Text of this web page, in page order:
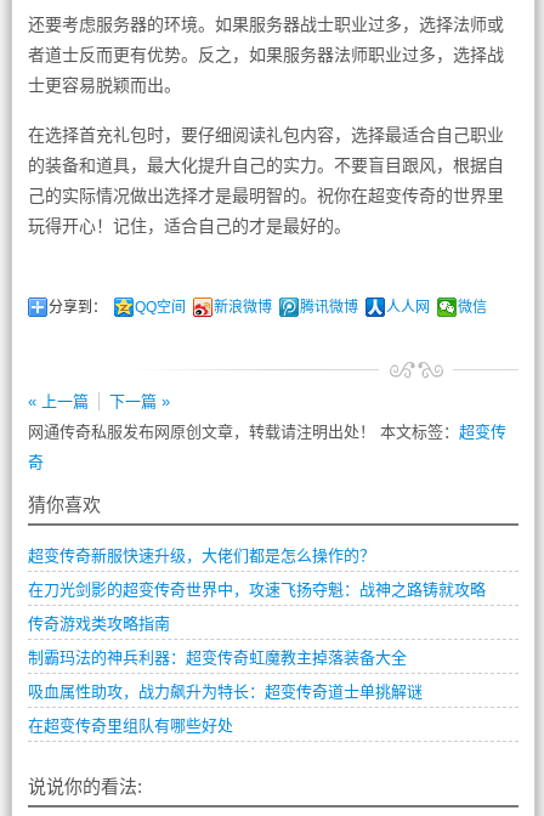
还要考虑服务器的环境。如果服务器战士职业过多，选择法师或
者道士反而更有优势。反之，如果服务器法师职业过多，选择战
士更容易脱颖而出。
在选择首充礼包时，要仔细阅读礼包内容，选择最适合自己职业
的装备和道具，最大化提升自己的实力。不要盲目跟风，根据自
己的实际情况做出选择才是最明智的。祝你在超变传奇的世界里
玩得开心！记住，适合自己的才是最好的。
分享到： QQ空间 新浪微博 腾讯微博 人人网 微信
« 上一篇
下一篇 »
网通传奇私服发布网原创文章，转载请注明出处！ 本文标签： 超变传
奇
猜你喜欢
超变传奇新服快速升级，大佬们都是怎么操作的？
在刀光剑影的超变传奇世界中，攻速飞扬夺魁：战神之路铸就攻略
传奇游戏类攻略指南
制霸玛法的神兵利器：超变传奇虹魔教主掉落装备大全
吸血属性助攻，战力飙升为特长：超变传奇道士单挑解谜
在超变传奇里组队有哪些好处
说说你的看法: